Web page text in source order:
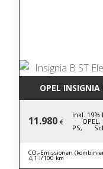
OPEL
11.980 €
inkl. 19%
OPEL,
PS,
CO₂-Emissionen
4,1 l/100 km